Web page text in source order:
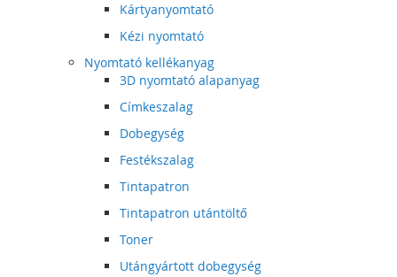
Kártyanyomtató
Kézi nyomtató
Nyomtató kellékanyag
3D nyomtató alapanyag
Címkeszalag
Dobegység
Festékszalag
Tintapatron
Tintapatron utántöltő
Toner
Utángyártott dobegység